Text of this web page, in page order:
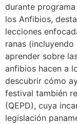
durante
los Anfibios,
lecciones
ranas
aprender sobre
anfibios hacen a
descubrir cómo
festival también
(QEPD), cuya
legislación